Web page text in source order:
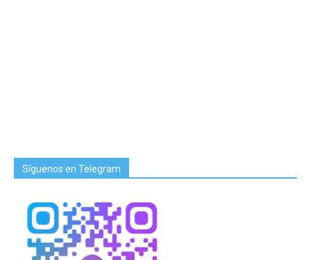
Síguenos en Telegram